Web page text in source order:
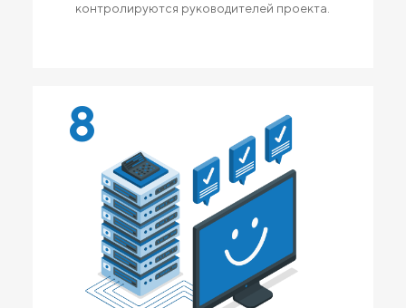
контролируются руководителей проекта.
8